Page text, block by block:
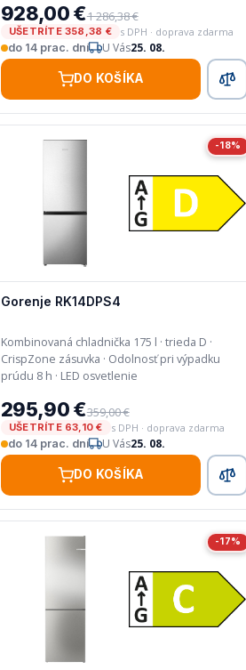
928,00 €1 286,38 €
UŠETRÍTE 358,38 €
s DPH · doprava zdarma
do 14 prac. dní
U Vás25. 08.
DO KOŠÍKA
-18%
Gorenje RK14DPS4
Kombinovaná chladnička 175 l · trieda D ·
CrispZone zásuvka · Odolnosť pri výpadku
prúdu 8 h · LED osvetlenie
295,90 €359,00 €
UŠETRÍTE 63,10 €
s DPH · doprava zdarma
do 14 prac. dní
U Vás25. 08.
DO KOŠÍKA
-17%